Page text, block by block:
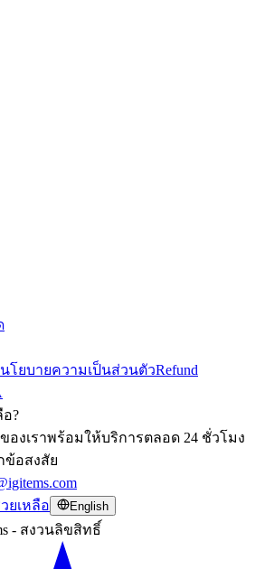
นโยบายความเป็นส่วนตัวRefund
?
งเราพร้อมให้บริการตลอด 24 ชั่วโมง
ข้อสงสัย
ยเหลือ English
- สงวนลิขสิทธิ์